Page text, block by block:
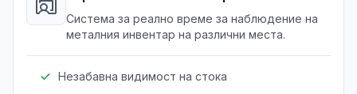
Система за реално време за наблюдение на
металния инвентар на различни места.
Незабавна видимост на стока